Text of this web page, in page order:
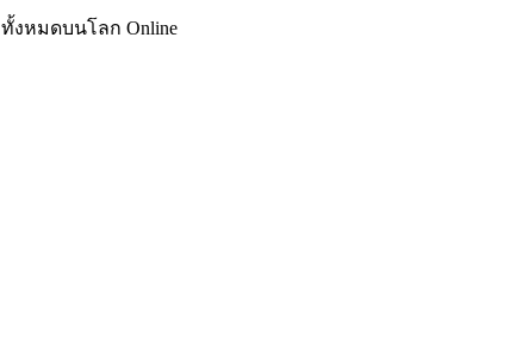
ทั้งหมดบนโลก Online